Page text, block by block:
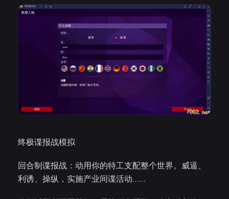
终极谍报战模拟
回合制谍报战：动用你的特工支配整个世界。威逼、
利诱、操纵，实施产业间谍活动……